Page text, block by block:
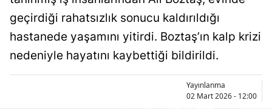
geçirdiği rahatsızlık sonucu kaldırıldığı
hastanede yaşamını yitirdi. Boztaş’ın kalp krizi
nedeniyle hayatını kaybettiği bildirildi.
Yayınlanma
02 Mart 2026 - 12:00